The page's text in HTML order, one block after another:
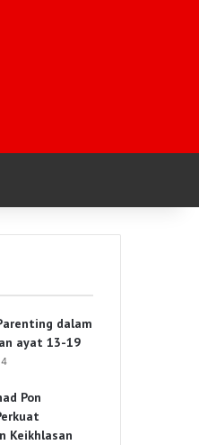
dalam
ayat 13-19
Pon
Keikhlasan